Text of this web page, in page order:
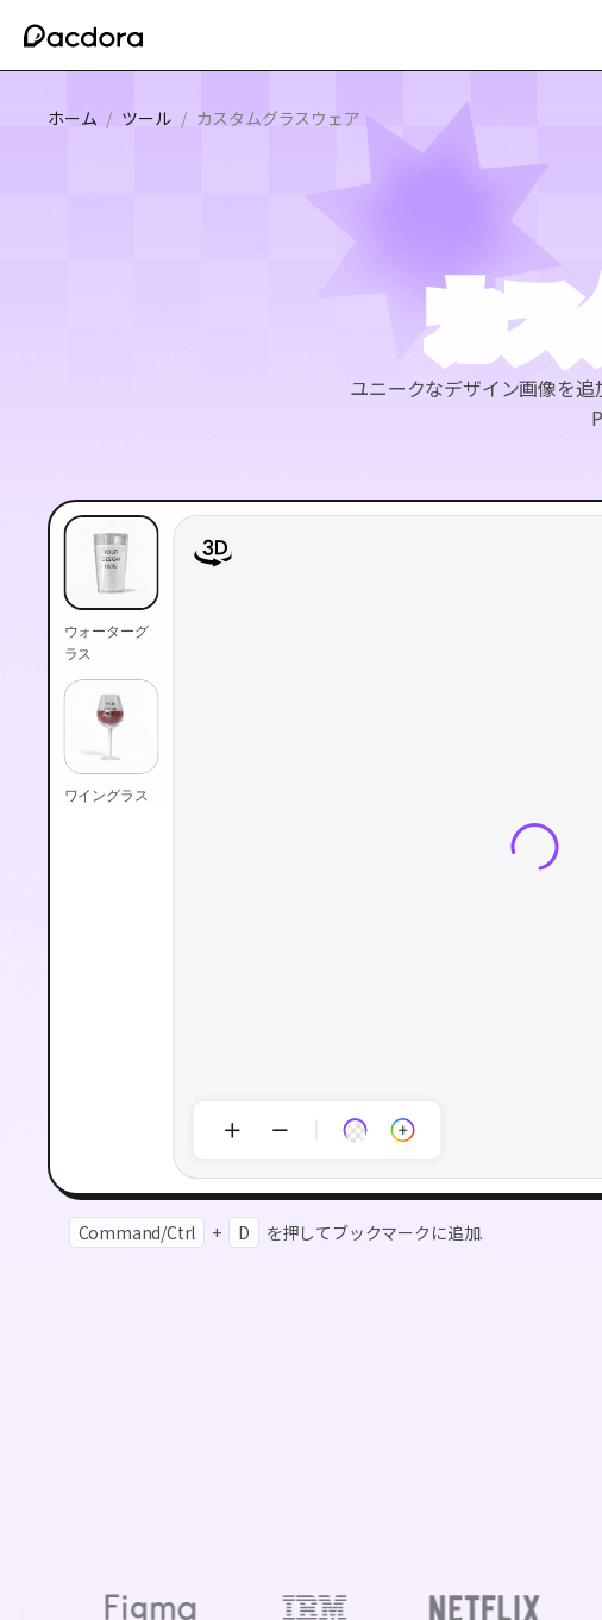
ホーム / ツール / カスタムグラスウェア
カ
ユニークなデザイン画像を
ウォーターグ
ラス
ワイングラス
Command/Ctrl + D を押してブックマークに追加.